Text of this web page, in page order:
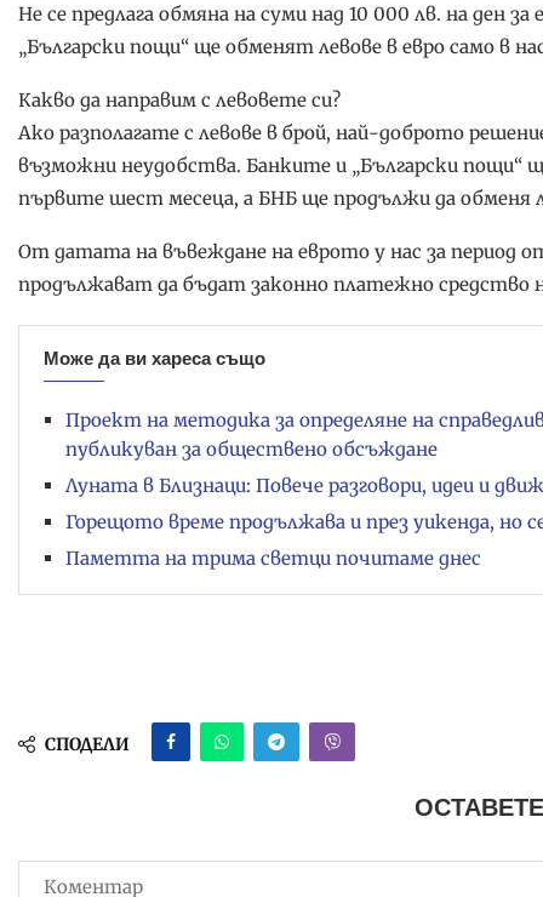
Не се предлага обмяна на суми над 10 000 лв. на ден за
„Български пощи“ ще обменят левове в евро само в
Какво да направим с левовете си?
Ако разполагате с левове в брой, най-доброто
възможни неудобства. Банките и „Български пощи“
първите шест месеца, а БНБ ще продължи да обменя
От датата на въвеждане на еврото у нас за период
продължават да бъдат законно платежно средство
Може да ви хареса също
Проект на методика за определяне на
публикуван за обществено обсъждане
Луната в Близнаци: Повече разговори, идеи и
Горещото време продължава и през уикенда, но
Паметта на трима светци почитаме днес
СПОДЕЛИ